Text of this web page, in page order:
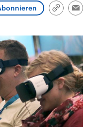
Link